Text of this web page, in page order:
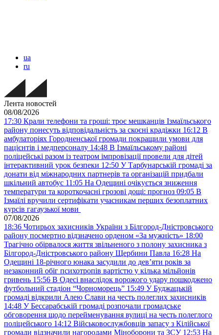
ua
ru
Лента новостей
08/08/2026
17:30 Крали телефони та гроші: троє мешканців Ізмаїльського
району понесуть відповідальність за скоєні крадіжки 16:12 В
амбулаторіях Городненської громади покращили умови для
пацієнтів і медперсоналу 14:48 В Ізмаїльському районі
поліцейські разом із театром імпровізації провели для дітей
інтерактивний урок безпеки 12:50 У Тарбунарській громаді за
донати від міжнародних партнерів та організацій придбали
шкільний автобус 11:05 На Одещині очікується зниження
температури та короткочасні грозові дощі: прогноз 09:05 В
Ізмаїлі вручили сертифікати учасникам перших безоплатних
курсів гагаузької мови
07/08/2026
18:36 Чотирьох захисників України з Білгород-Дністровського
району посмертно відзначено орденом «За мужність» 18:00
Трагічно обірвалося життя звільненого з полону захисника з
Білгород-Дністровського району Щербини Павла 16:28 На
Одещині 18-річного юнака засудили до дев’яти років за
незаконний обіг психотропів вартістю у кілька мільйонів
гривень 15:56 В Одесі внаслідок ворожого удару пошкоджено
футбольний стадіон “Чорноморець” 15:49 У Буджацькій
громаді відкрили Алею Слави на честь полеглих захисників
14:48 У Бессарабській громаді розпочали громадське
обговорення щодо перейменування вулиці на честь полеглого
поліцейського 14:12 Військовослужбовців запасу з Кілійської
громади відзначили нагородами Міноборони та ЗСУ 12:53 На